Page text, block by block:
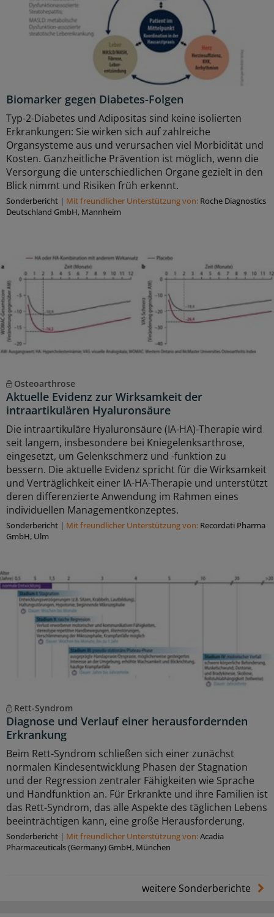
Biomarker gegen Diabetes-Folgen
Typ-2-Diabetes und Adipositas sind keine isolierten
Erkrankungen: Sie wirken sich auf zahlreiche
Organsysteme aus und verursachen viel Morbidität und
Kosten. Ganzheitliche Prävention ist möglich, wenn die
Versorgung die unterschiedlichen Organe gezielt in den
Blick nimmt und Risiken früh erkennt.
Sonderbericht | Mit freundlicher Unterstützung von: Roche Diagnostics
Deutschland GmbH, Mannheim
Osteoarthrose
Aktuelle Evidenz zur Wirksamkeit der
intraartikulären Hyaluronsäure
Die intraartikuläre Hyaluronsäure (IA-HA)-Therapie wird
seit langem, insbesondere bei Kniegelenksarthrose,
eingesetzt, um Gelenkschmerz und -funktion zu
bessern. Die aktuelle Evidenz spricht für die Wirksamkeit
und Verträglichkeit einer IA-HA-Therapie und unterstützt
deren differenzierte Anwendung im Rahmen eines
individuellen Managementkonzeptes.
Sonderbericht | Mit freundlicher Unterstützung von: Recordati Pharma
GmbH, Ulm
Rett-Syndrom
Diagnose und Verlauf einer herausfordernden
Erkrankung
Beim Rett-Syndrom schließen sich einer zunächst
normalen Kindesentwicklung Phasen der Stagnation
und der Regression zentraler Fähigkeiten wie Sprache
und Handfunktion an. Für Erkrankte und ihre Familien ist
das Rett-Syndrom, das alle Aspekte des täglichen Lebens
beeinträchtigen kann, eine große Herausforderung.
Sonderbericht | Mit freundlicher Unterstützung von:Acadia
Pharmaceuticals (Germany) GmbH, München
weitere Sonderberichte